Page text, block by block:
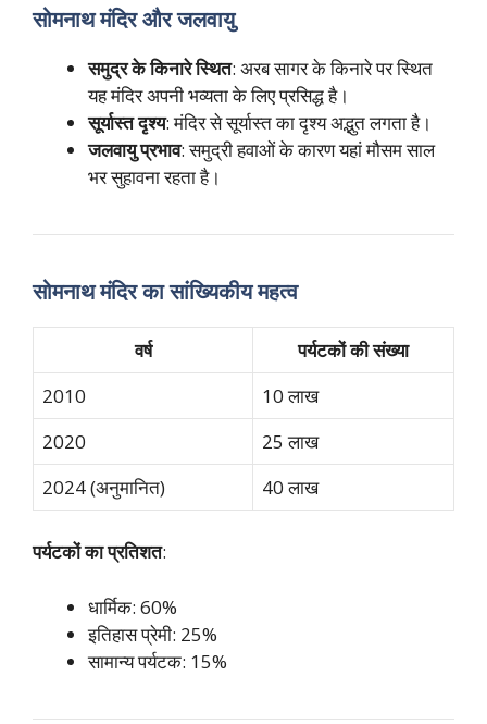
सोमनाथ मंदिर और जलवायु
समुद्र के किनारे स्थित: अरब सागर के किनारे पर स्थित
यह मंदिर अपनी भव्यता के लिए प्रसिद्ध है।
सूर्यास्त दृश्य: मंदिर से सूर्यास्त का दृश्य अद्भुत लगता है।
जलवायु प्रभाव: समुद्री हवाओं के कारण यहां मौसम साल
भर सुहावना रहता है।
सोमनाथ मंदिर का सांख्यिकीय महत्व
वर्ष
पर्यटकों की संख्या
2010
10 लाख
2020
25 लाख
2024 (अनुमानित)
40 लाख
पर्यटकों का प्रतिशत:
धार्मिक: 60%
इतिहास प्रेमी: 25%
सामान्य पर्यटक: 15%